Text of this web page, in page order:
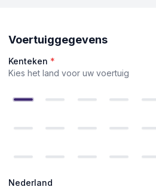
Voertuiggegevens
Kenteken *
Kies het land voor uw voertuig
Nederland